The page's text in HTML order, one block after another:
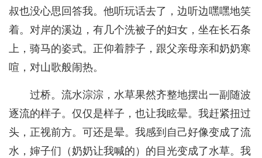
叔也没心思回答我。他听玩话去了，边听边嘿嘿地笑
着。对岸的溪边，有几个洗被子的妇女，坐在长石条
上，骑马的姿式。正仰着脖子，跟父亲母亲和奶奶寒
喧，对山歌般闹热。
过桥。流水淙淙，水草果然齐整地摆出一副随波
逐流的样子。仅仅是样子，也让我眩晕。我赶紧扭过
头，正视前方。可还是晕。我感到自己好像变成了流
水，婶子们（奶奶让我喊的）的目光变成了水草。我